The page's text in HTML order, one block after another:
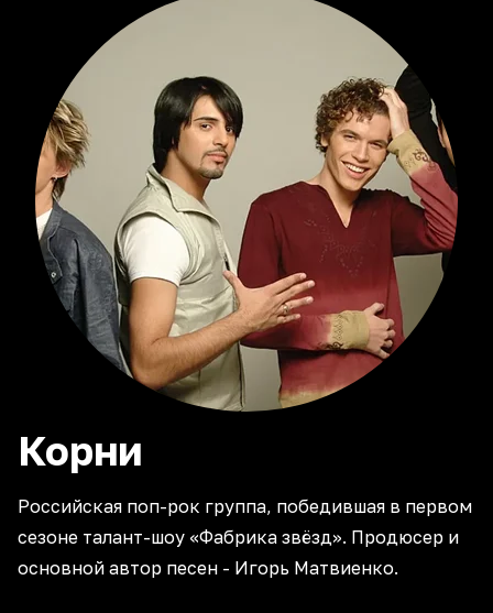
Корни
Российская поп-рок группа, победившая в первом
сезоне талант-шоу «Фабрика звёзд». Продюсер и
основной автор песен - Игорь Матвиенко.